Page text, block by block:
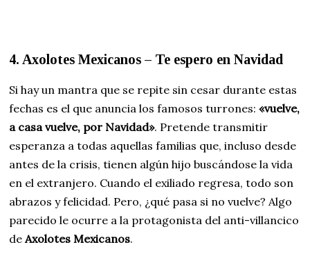
4. Axolotes Mexicanos – Te espero en Navidad
Si hay un mantra que se repite sin cesar durante estas
fechas es el que anuncia los famosos turrones:«vuelve,
a casa vuelve, por Navidad». Pretende transmitir
esperanza a todas aquellas familias que, incluso desde
antes de la crisis, tienen algún hijo buscándose la vida
en el extranjero. Cuando el exiliado regresa, todo son
abrazos y felicidad. Pero, ¿qué pasa si no vuelve? Algo
parecido le ocurre a la protagonista del anti-villancico
deAxolotes Mexicanos.